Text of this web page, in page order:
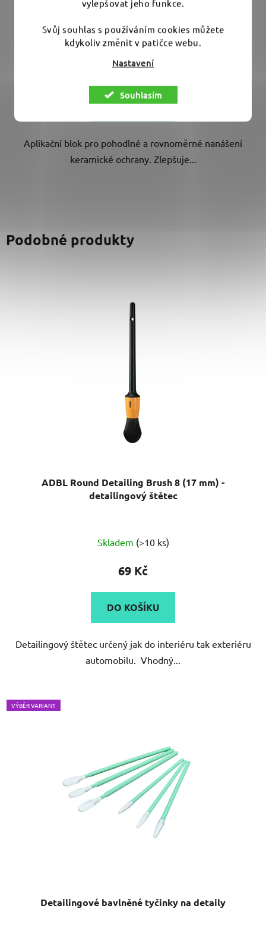
vylepšovat jeho funkce.
Svůj souhlas s používáním cookies můžete
kdykoliv změnit v patičce webu.
Nastavení
Souhlasím
Skladem(>10 ks)
75 Kč
DO KOŠÍKU
Aplikační blok pro pohodlné a rovnoměrné nanášení
keramické ochrany. Zlepšuje...
Podobné produkty
ADBL Round Detailing Brush 8 (17 mm) -
detailingový štětec
hodnocení
produktu
4,5
z
hvězdiček.
Skladem (>10 ks)
69 Kč
DO KOŠÍKU
Detailingový štětec určený jak do interiéru tak exteriéru
automobilu. Vhodný...
VÝBĚR VARIANT
Detailingové bavlněné tyčinky na detaily